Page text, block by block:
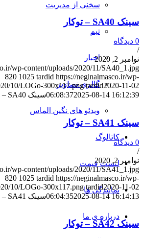
سخنی از مدیریت
تیم
اخبار
گالری تصاویر
ویدئو های نگین الماس
کاتالوگ
لیست قیمت
نمایندگی ها
درباره ی ما
سینک SA40 – توکار
0 دیدگاه
/
نوامبر 2, 2020
wp-content/uploads/2020/11/SA40_1.jpg
820 1025 tardid https://neginalmasco.ir/wp-
10/LOGo-300x117.png tardid2020-11-02
06:08:372025-08-14 16:12:39 سینک SA40 – توکار
سینک SA41 – توکار
0 دیدگاه
/
نوامبر 2, 2020
wp-content/uploads/2020/11/SA41_1.jpg
820 1025 tardid https://neginalmasco.ir/wp-
10/LOGo-300x117.png tardid2020-11-02
06:04:352025-08-14 16:14:13 سینک SA41 – توکار
سینک SA42 – توکار